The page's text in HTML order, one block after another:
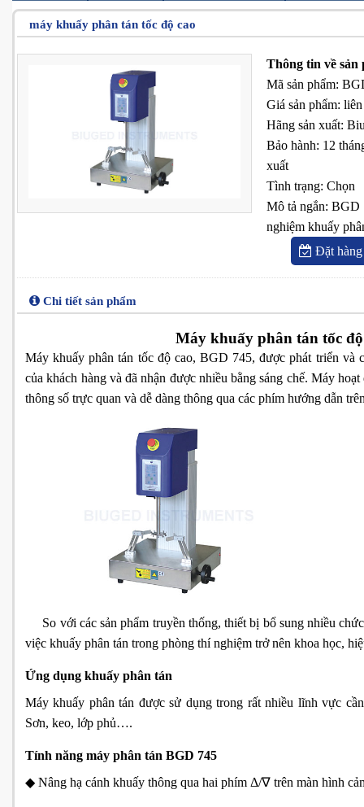
máy khuấy phân tán tốc độ cao
Thông tin về sản
Mã sản phẩm:
Giá sản phẩm:
Hãng sản xuất:
Bảo hành: 12
xuất
Tình trạng: Chọn
Mô tả ngắn: BGD
nghiệm khuấy
Đặt hàng
Chi tiết sản phẩm
Máy khuấy phân tán tốc độ
Máy khuấy phân tán tốc độ cao, BGD 745, được phát triển và
của khách hàng và đã nhận được nhiều bằng sáng chế. Máy
thông số trực quan và dễ dàng thông qua các phím hướng dẫn
So với các sản phẩm truyền thống, thiết bị bổ sung nhiều
việc khuấy phân tán trong phòng thí nghiệm trở nên khoa học,
Ứng dụng khuấy phân tán
Máy khuấy phân tán được sử dụng trong rất nhiều lĩnh vực
Sơn, keo, lớp phủ….
Tính năng máy phân tán BGD 745
◆ Nâng hạ cánh khuấy thông qua hai phím Δ/∇ trên màn hình